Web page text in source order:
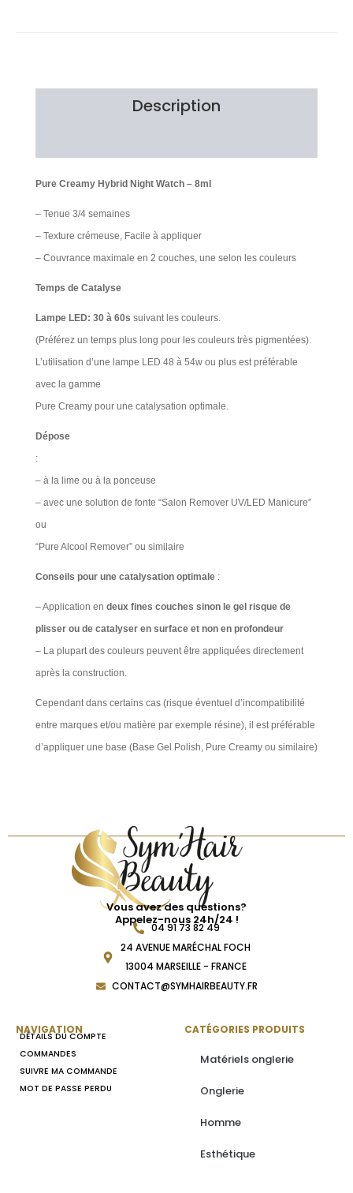
Description
Pure Creamy Hybrid Night Watch – 8ml
– Tenue 3/4 semaines
– Texture crémeuse, Facile à appliquer
– Couvrance maximale en 2 couches, une selon les couleurs
Temps de Catalyse
Lampe LED: 30 à 60s suivant les couleurs.
(Préférez un temps plus long pour les couleurs très pigmentées).
L’utilisation d’une lampe LED 48 à 54w ou plus est préférable
avec la gamme
Pure Creamy pour une catalysation optimale.
Dépose
:
– à la lime ou à la ponceuse
– avec une solution de fonte “Salon Remover UV/LED Manicure”
ou
“Pure Alcool Remover” ou similaire ​
Conseils pour une catalysation optimale :
– Application en deux fines couches sinon le gel risque de
plisser ou de catalyser en surface et non en profondeur
– La plupart des couleurs peuvent être appliquées directement
après la construction.
Cependant dans certains cas (risque éventuel d’incompatibilité
entre marques et/ou matière par exemple résine), il est préférable
d’appliquer une base (Base Gel Polish, Pure Creamy ou similaire)
Vous avez des questions?
Appelez-nous 24h/24 !
04 91 73 82 49
24 AVENUE MARÉCHAL FOCH
13004 MARSEILLE - FRANCE
CONTACT@SYMHAIRBEAUTY.FR
NAVIGATION
DÉTAILS DU COMPTE
COMMANDES
SUIVRE MA COMMANDE
MOT DE PASSE PERDU
CATÉGORIES PRODUITS
Matériels onglerie
Onglerie
Homme
Esthétique